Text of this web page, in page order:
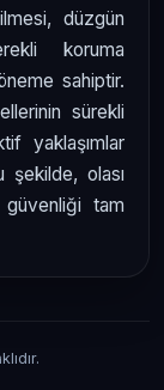
düzgün
koruma
sahiptir.
sürekli
yaklaşımlar
şekilde, olası
tam